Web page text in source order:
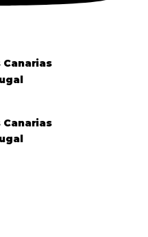
Canarias
Canarias